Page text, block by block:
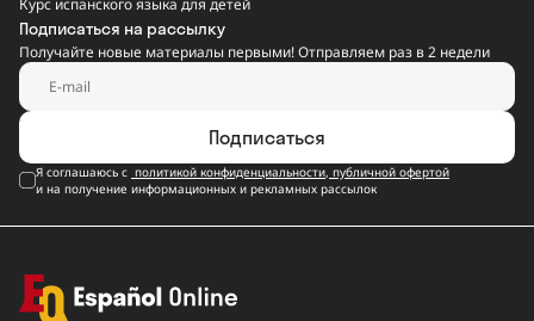
Подписаться на рассылку
Получайте новые материалы первыми! Отправляем раз в 2 недели
Подписаться
Я соглашаюсь с политикой конфиденциальности, публичной офертой
и на получение информационных и рекламных рассылок